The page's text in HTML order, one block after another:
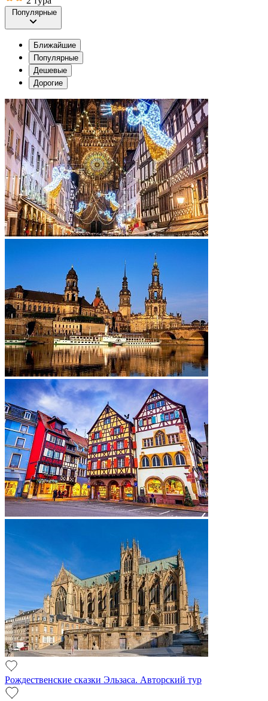
Популярные
Ближайшие
Популярные
Дешевые
Дорогие
Рождественские сказки Эльзаса. Авторский тур